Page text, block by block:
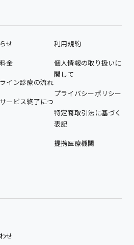
せ
金
イン診療の流れ
ービス終了につ
利用規約
個人情報の取り扱いに
関して
プライバシーポリシー
特定商取引法に基づく
表記
提携医療機関
せ